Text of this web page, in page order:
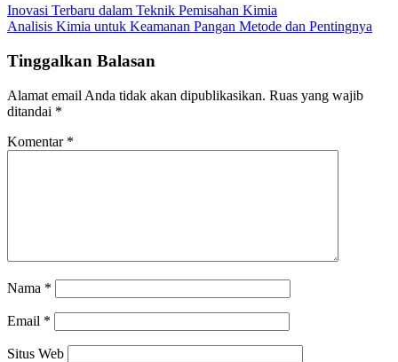
Inovasi Terbaru dalam Teknik Pemisahan Kimia
Analisis Kimia untuk Keamanan Pangan Metode dan Pentingnya
Tinggalkan Balasan
Alamat email Anda tidak akan dipublikasikan. Ruas yang wajib
ditandai *
Komentar *
Nama *
Email *
Situs Web